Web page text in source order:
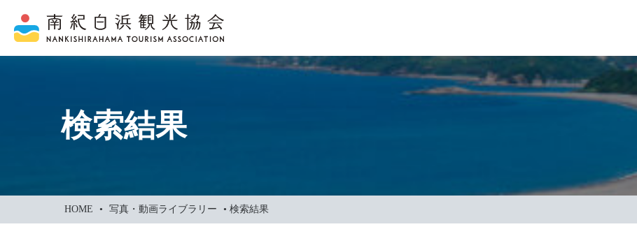
検索結果
HOME • 写真・動画ライブラリー • 検索結果